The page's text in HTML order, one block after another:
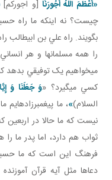
«أَعْظَمَ اللَّهُ أُجُورَنَا [و اجوركم]
چيست؟ نه اينکه ما راه
بگويند. راه علي بن ابيطالب
را همه مسلمان ها و هر
مي خواهيم يک توفيقي بدهد
کسي مي گيرد؟ «وَ جَعَلَنَا وَ
السلام)»، ما پيغمبرزاده ايم
نيست که ما حالا در اربعين
ثواب هم دارد، اما پدر ما
فرهنگ اين است که ما حسين
دعاها مثل آيه قرآن